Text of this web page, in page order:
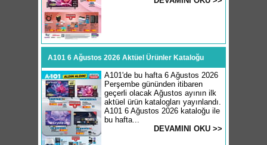
A101 6 Ağustos 2026 Aktüel Ürünler Kataloğu
A101'de bu hafta 6 Ağustos 2026
Perşembe gününden itibaren
geçerli olacak Ağustos ayının ilk
aktüel ürün katalogları yayınlandı.
A101 6 Ağustos 2026 kataloğu ile
bu hafta...
DEVAMINI OKU >>